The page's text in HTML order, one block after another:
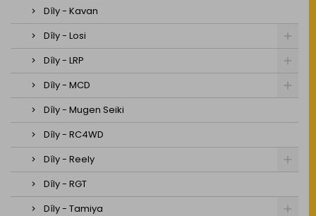
Díly - Kavan
Díly - Losi
Díly - LRP
Díly - MCD
Díly - Mugen Seiki
Díly - RC4WD
Díly - Reely
Díly - RGT
Díly - Tamiya